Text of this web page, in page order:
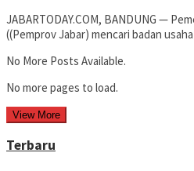
JABARTODAY.COM, BANDUNG —
((Pemprov Jabar) mencari badan
No More Posts Available.
No more pages to load.
View More
Terbaru